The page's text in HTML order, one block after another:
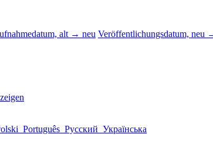
alt → neu Veröffentlichungsdatum, neu
Português Русский Українська